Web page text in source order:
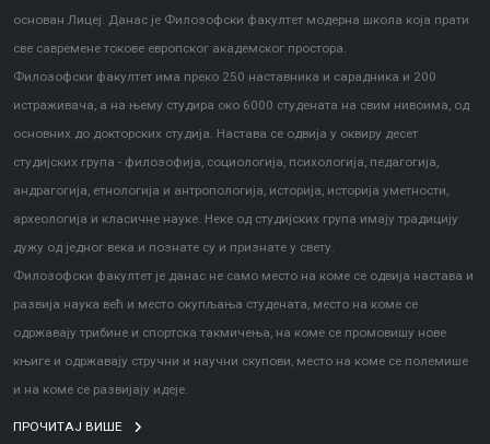
основан Лицеј. Данас је Филозофски факултет модерна школа која прати
све савремене токове европског академског простора.
Филозофски факултет има преко 250 наставника и сарадника и 200
истраживача, а на њему студира око 6000 студената на свим нивоима, од
основних до докторских студија. Настава се одвија у оквиру десет
студијских група - филозофија, социологија, психологија, педагогија,
андрагогија, етнологија и антропологија, историја, историја уметности,
археологија и класичне науке. Неке од студијских група имају традицију
дужу од једног века и познате су и признате у свету.
Филозофски факултет је данас не само место на коме се одвија настава и
развија наука већ и место окупљања студената, место на коме се
одржавају трибине и спортска такмичења, на коме се промовишу нове
књиге и одржавају стручни и научни скупови, место на коме се полемише
и на коме се развијају идеје.
ПРОЧИТАЈ ВИШЕ